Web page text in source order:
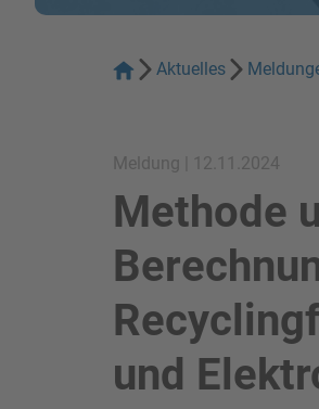
Aktuelles
Meldung | 12.11.2024
Methode
und